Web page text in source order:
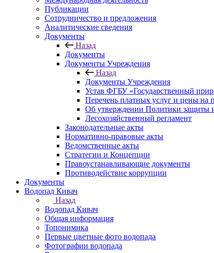
Публикации
Сотрудничество и предложения
Аналитические сведения
Документы
Назад
Документы
Документы Учреждения
Назад
Документы Учреждения
Устав ФГБУ «Государственный
Перечень платных услуг и цены на
Об утверждении Политики защиты
Лесохозяйственный регламент
Законодательные акты
Нормативно-правовые акты
Ведомственные акты
Стратегии и Концепции
Правоустанавливающие документы
Противодействие коррупции
Документы
Водопад Кивач
Назад
Водопад Кивач
Общая информация
Топонимика
Первые цветные фото водопада
Фотографии водопада